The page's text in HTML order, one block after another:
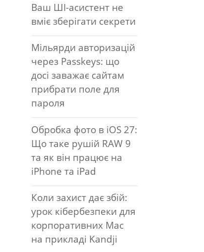
Ваш ШІ-асистент не
вміє зберігати секрети
Мільярди авторизацій
через Passkeys: що
досі заважає сайтам
прибрати поле для
пароля
Обробка фото в iOS 27:
Що таке рушій RAW 9
та як він працює на
iPhone та iPad
Коли захист дає збій:
урок кібербезпеки для
корпоративних Mac
на прикладі Kandji